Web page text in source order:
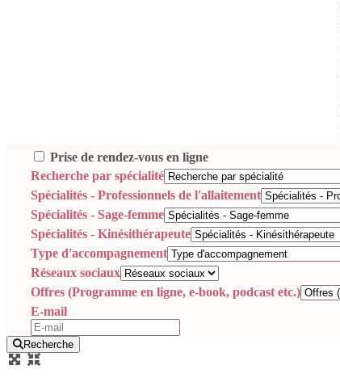
Prise de rendez-vous en ligne
Recherche par spécialité
Spécialités - Professionnels de l'allaitement
Spécialités - Sage-femme
Spécialités - Kinésithérapeute
Type d'accompagnement
Réseaux sociaux
Offres (Programme en ligne, e-book, podcast etc.)
E-mail
Recherche